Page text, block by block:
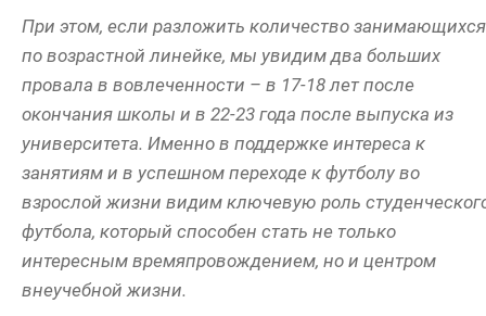
При этом, если разложить количество занимающихся
по возрастной линейке, мы увидим два больших
провала в вовлеченности – в 17-18 лет после
окончания школы и в 22-23 года после выпуска из
университета. Именно в поддержке интереса к
занятиям и в успешном переходе к футболу во
взрослой жизни видим ключевую роль
футбола, который способен стать не только
интересным времяпровождением, но и центром
внеучебной жизни.